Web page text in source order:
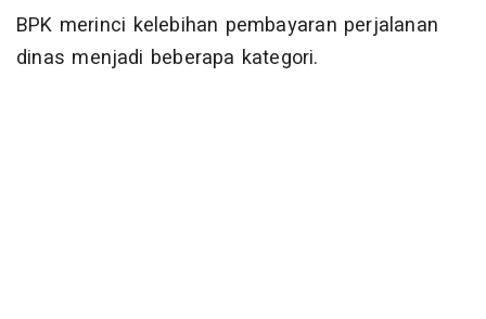
BPK merinci kelebihan pembayaran perjalanan
dinas menjadi beberapa kategori.